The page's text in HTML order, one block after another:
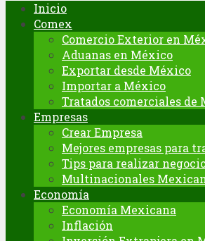
Inicio
Comex
Comercio Exterior en
Aduanas en México
Exportar desde México
Importar a México
Tratados comerciales de
Empresas
Crear Empresa
Mejores empresas para
Tips para realizar
Multinacionales
Economía
Economía Mexicana
Inflación